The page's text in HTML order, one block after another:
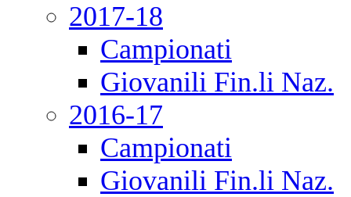
2017-18
Campionati
Giovanili Fin.li Naz.
2016-17
Campionati
Giovanili Fin.li Naz.